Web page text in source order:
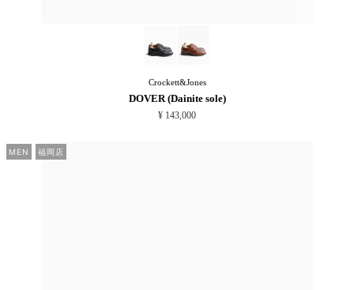
Crockett&Jones
DOVER (Dainite sole)
¥ 143,000
MEN 福岡店